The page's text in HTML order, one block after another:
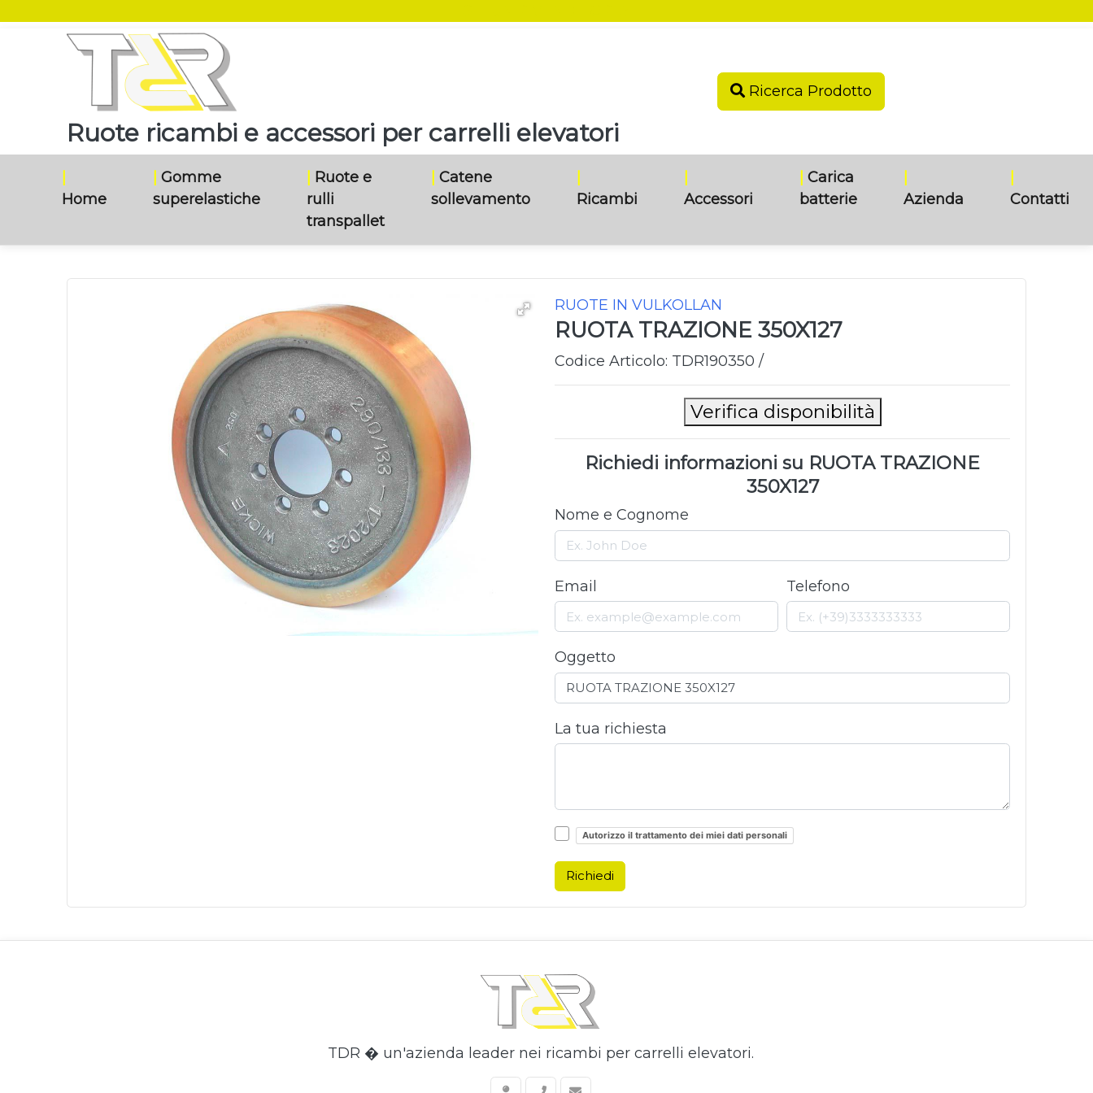
Ruote ricambi e accessori per carrelli elevatori
Ricerca Prodotto
Home
Gomme
superelastiche
Ruote e
rulli
transpallet
Catene
sollevamento
Ricambi
Accessori
Carica
batterie
Azienda
Contatti
RUOTE IN VULKOLLAN
RUOTA TRAZIONE 350X127
Codice Articolo: TDR190350 /
Verifica disponibilità
Richiedi informazioni su RUOTA TRAZIONE
350X127
Nome e Cognome
Email Telefono
Oggetto
La tua richiesta
Autorizzo il trattamento dei miei dati personali
Richiedi
TDR � un'azienda leader nei ricambi per carrelli elevatori.